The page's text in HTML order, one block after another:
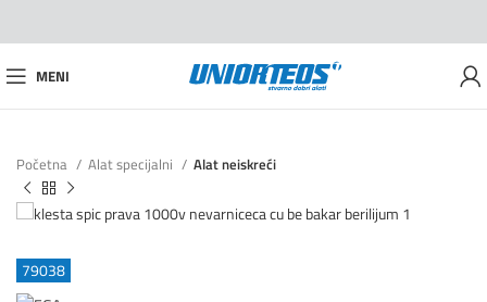
MENI
Početna Alat specijalni Alat neiskreći
79038